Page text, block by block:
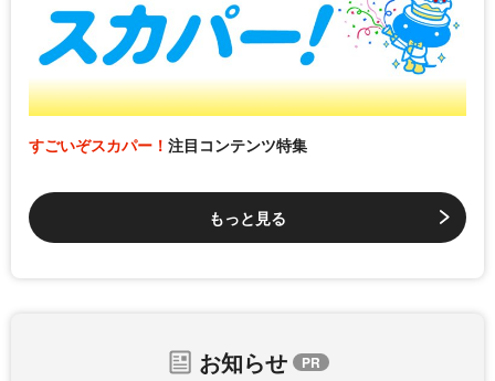
すごいぞスカパー！ 注目コンテンツ特集
もっと見る
お知らせ